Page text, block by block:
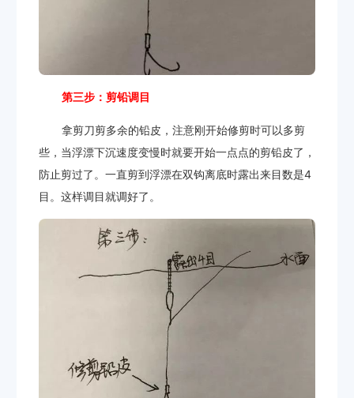
第三步：剪铅调目
拿剪刀剪多余的铅皮，注意刚开始修剪时可以多剪
些，当浮漂下沉速度变慢时就要开始一点点的剪铅皮了，
防止剪过了。一直剪到浮漂在双钩离底时露出来目数是4
目。这样调目就调好了。